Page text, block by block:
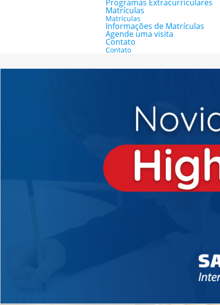
Programas Extracurriculares
Matrículas
Matrículas
Informações de Matrículas
Agende uma visita
Contato
Contato